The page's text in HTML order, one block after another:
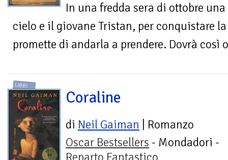
In una fredda sera di ottobre
cielo e il giovane Tristan, per conquistare
promette di andarla a prendere. Dovrà così
LIBRI
Coraline
di Neil Gaiman | Romanzo
Oscar Bestsellers - Mondadori -